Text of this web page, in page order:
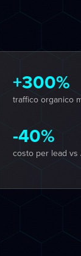
+300%
traffico organico
-40%
costo per lead vs